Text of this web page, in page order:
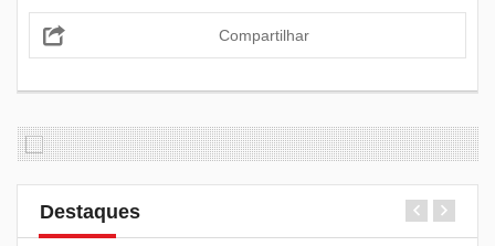
Compartilhar
Destaques